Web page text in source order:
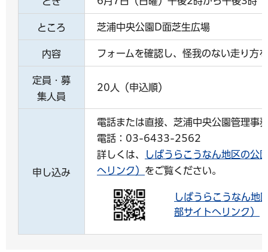
ところ 芝浦中央公園D面芝生広場
内容 フォームを確認し、怪我のない走り方
定員・募
集人員
20人（申込順）
申し込み
電話または直接、芝浦中央公園管理事
電話：03-6433-2562
詳しくは、
しばうらこうなん地区の公
へリンク） をご覧ください。
しばうらこうなん地
部サイトへリンク）